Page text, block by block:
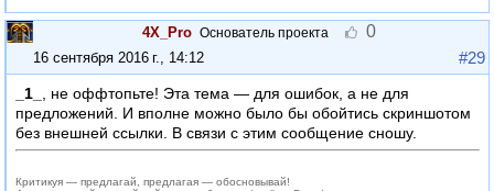
4X_Pro Основатель проекта 0
16 сентября 2016 г., 14:12 #29
_1_
, не оффтопьте! Эта тема — для ошибок, а не для
предложений. И вполне можно было бы обойтись скриншотом
без внешней ссылки. В связи с этим сообщение сношу.
Критикуя — предлагай, предлагая — обосновывай!